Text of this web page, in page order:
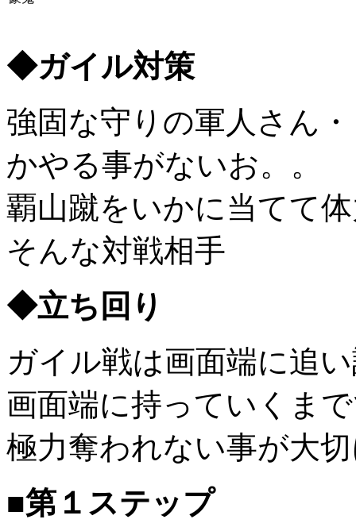
◆ガイル対策
強固な守りの軍人さん
かやる事がないお。。
覇山蹴をいかに当てて
そんな対戦相手
◆立ち回り
ガイル戦は画面端に追
画面端に持っていくま
極力奪われない事が大
■第１ステップ